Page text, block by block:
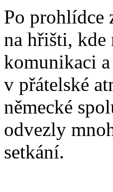
Po prohlídce
na hřišti, kde
komunikaci
v přátelské
německé
odvezly
setkání.